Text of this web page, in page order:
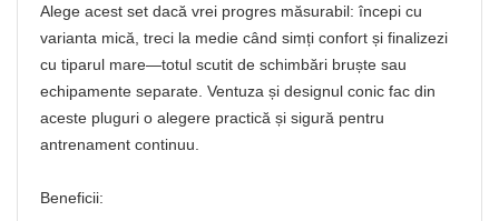
Alege acest set dacă vrei progres măsurabil: începi cu
varianta mică, treci la medie când simți confort și finalizezi
cu tiparul mare—totul scutit de schimbări bruște sau
echipamente separate. Ventuza și designul conic fac din
aceste pluguri o alegere practică și sigură pentru
antrenament continuu.
Beneficii: